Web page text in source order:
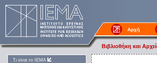
Αρχή
Βιβλιοθήκη και
Τι είναι το ΙΕΜΑ